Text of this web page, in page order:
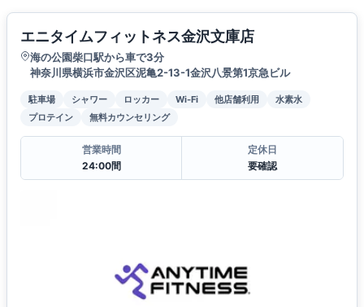
エニタイムフィットネス金沢文庫店
海の公園柴口駅から車で3分
神奈川県横浜市金沢区泥亀2-13-1金沢八景第1京急ビル
駐車場 シャワー ロッカー Wi-Fi 他店舗利用
水素水
プロテイン
無料カウンセリング
営業時間
24:00間
定休日
要確認